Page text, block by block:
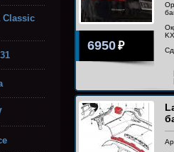
Classic
6950₽